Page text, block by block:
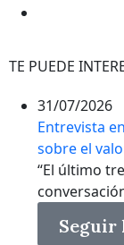
TE PUEDE
31/07/2026
Entrevista
sobre el
“El último
Seguir